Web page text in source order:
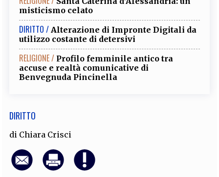
misticismo celato
DIRITTO / Alterazione di Impronte Digitali da
utilizzo costante di detersivi
RELIGIONE / Profilo femminile antico tra
accuse e realtà comunicative di
Benvegnuda Pincinella
DIRITTO
di Chiara Crisci